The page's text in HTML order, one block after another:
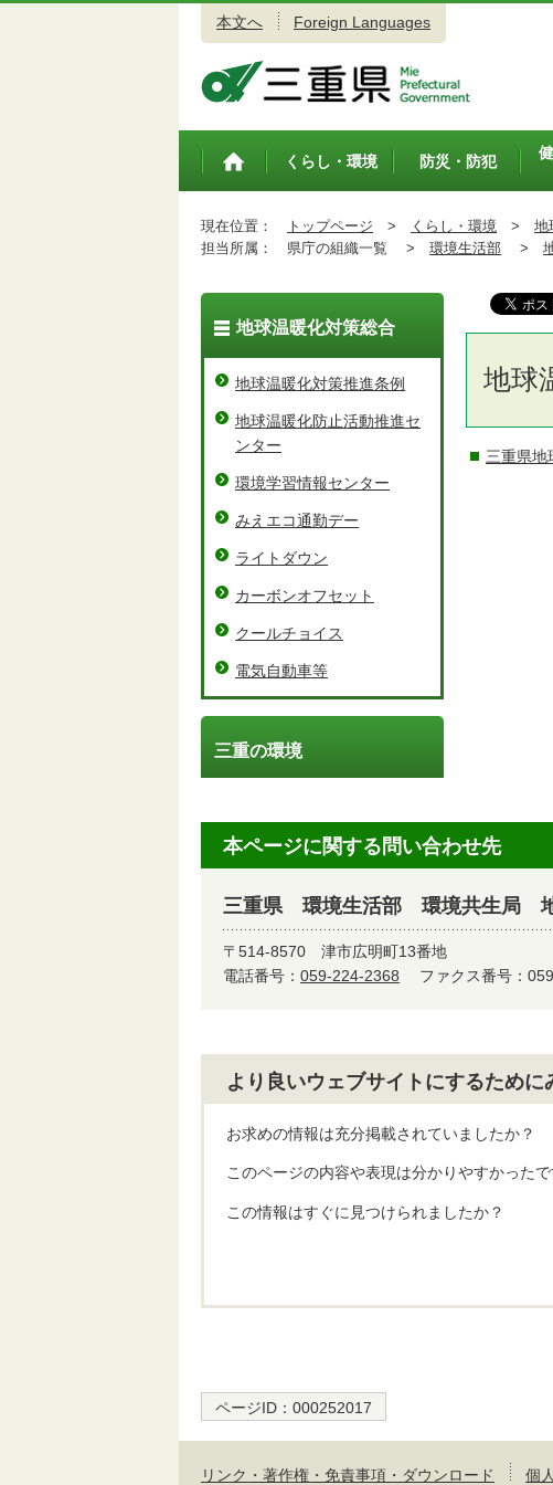
本文へ Foreign Languages
トップペ
くらし・環境 防災・防犯
現在位置： トップページ > くらし・環境 > 地
担当所属：
県庁の組織一覧 > 環境生活部 >
地球
三重県地
地球温暖化対策総合
地球温暖化対策推進条例
地球温暖化防止活動推進セ
ンター
環境学習情報センター
みえエコ通勤デー
ライトダウン
カーボンオフセット
クールチョイス
電気自動車等
三重の環境
本ページに関する問い合わせ先
三重県 環境生活部 環境共生局
〒514-8570 津市広明町13番地
電話番号： 059-224-2368 ファクス番号：
より良いウェブサイトにするため
お求めの情報は充分掲載されていましたか？
このページの内容や表現は分かりやすかったで
この情報はすぐに見つけられましたか？
ページID： 000252017
リンク・著作権・免責事項・ダウンロード 個